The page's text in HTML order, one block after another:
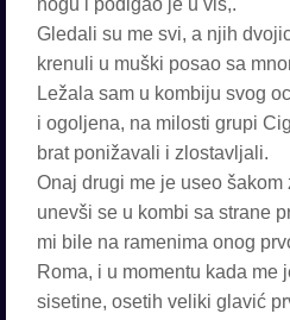
nogu i podigao je u vis,.
Gledali su me svi, a njih
krenuli u muški posao sa
Ležala sam u kombiju svog
i ogoljena, na milosti grupi
brat ponižavali i zlostavljali.
Onaj drugi me je useo šakom
unevši se u kombi sa strane
mi bile na ramenima onog
Roma, i u momentu kada me
sisetine, osetih veliki glavić